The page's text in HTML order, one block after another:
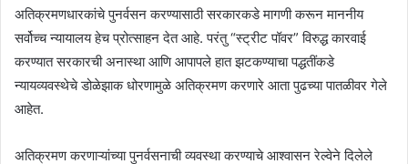
अतिक्रमणधारकांचे पुनर्वसन करण्यासाठी सरकारकडे मागणी करून माननीय
सर्वोच्च न्यायालय हेच प्रोत्साहन देत आहे. परंतु “स्ट्रीट पॉवर” विरुद्ध कारवाई
करण्यात सरकारची अनास्था आणि आपापले हात झटकण्याचा पद्धतींकडे
न्यायव्यवस्थेचे डोळेझाक धोरणामुळे अतिक्रमण करणारे आता पुढच्या पातळीवर गेले
आहेत.
अतिक्रमण करणाऱ्यांच्या पुनर्वसनाची व्यवस्था करण्याचे आश्वासन रेल्वेने दिलेले